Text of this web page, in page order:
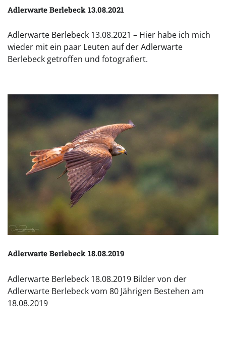
Adlerwarte Berlebeck 13.08.2021
Adlerwarte Berlebeck 13.08.2021 – Hier habe ich mich
wieder mit ein paar Leuten auf der Adlerwarte
Berlebeck getroffen und fotografiert.
Adlerwarte Berlebeck 18.08.2019
Adlerwarte Berlebeck 18.08.2019 Bilder von der
Adlerwarte Berlebeck vom 80 Jährigen Bestehen am
18.08.2019